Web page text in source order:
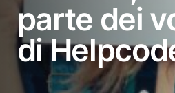
parte dei
di